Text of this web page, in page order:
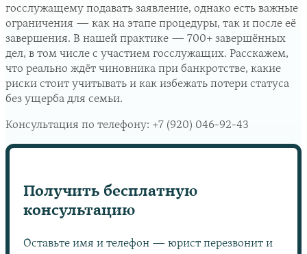
госслужащему подавать заявление, однако есть важные
ограничения — как на этапе процедуры, так и после её
завершения. В нашей практике — 700+ завершённых
дел, в том числе с участием госслужащих. Расскажем,
что реально ждёт чиновника при банкротстве, какие
риски стоит учитывать и как избежать потери статуса
без ущерба для семьи.
Консультация по телефону: +7 (920) 046-92-43
Получить бесплатную
консультацию
Оставьте имя и телефон — юрист перезвонит и